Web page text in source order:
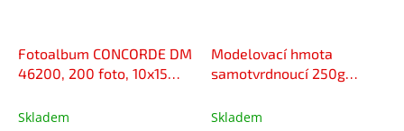
hrdě vystavit jako dekoraci
nebo věnovat jako originální
Fotoalbum CONCORDE DM
46200, 200 foto, 10x15
Skladem
Modelovací hmota
samotvrdnoucí 250g
Skladem